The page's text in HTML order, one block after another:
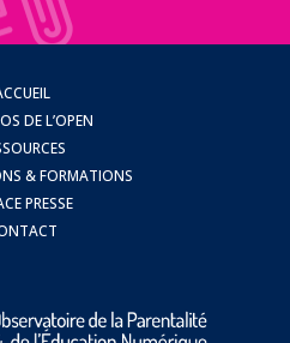
DE L’OPEN
& FORMATIONS
PRESSE